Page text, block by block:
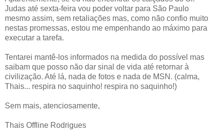
Judas até sexta-feira vou poder voltar para São Paulo
mesmo assim, sem retaliações mas, como não confio muito
nestas promessas, estou me empenhando ao máximo para
executar a tarefa.
Tentarei mantê-los informados na medida do possível mas
saibam que posso não dar sinal de vida até retornar à
civilização. Até lá, nada de fotos e nada de MSN. (calma,
Thais... respira no saquinho! respira no saquinho!)
Sem mais, atenciosamente,
Thais Offline Rodrigues